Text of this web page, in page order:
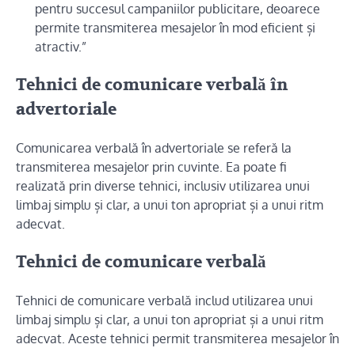
pentru succesul campaniilor publicitare, deoarece
permite transmiterea mesajelor în mod eficient și
atractiv.”
Tehnici de comunicare verbală în
advertoriale
Comunicarea verbală în advertoriale se referă la
transmiterea mesajelor prin cuvinte. Ea poate fi
realizată prin diverse tehnici, inclusiv utilizarea unui
limbaj simplu și clar, a unui ton apropriat și a unui ritm
adecvat.
Tehnici de comunicare verbală
Tehnici de comunicare verbală includ utilizarea unui
limbaj simplu și clar, a unui ton apropriat și a unui ritm
adecvat. Aceste tehnici permit transmiterea mesajelor în